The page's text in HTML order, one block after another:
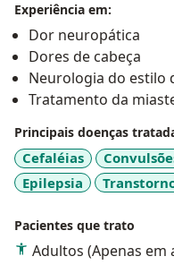
como o Hospital das
Câncer do Estado de
Crônica e Cefaleia. Fui
Santa Casa de
também acompanhei
eletroneuromiografia.
neurologista no AME
graduação em
Experiência em:
Dor neuropática
Dores de cabeça
Neurologia do estilo
Tratamento da
Principais doenças
Cefaléias
Epilepsia
Pacientes que trato
Adultos (Apenas em